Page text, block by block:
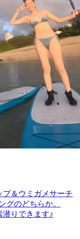
プ＆ウミガメサーチ
グのどちらか。
りできます♪